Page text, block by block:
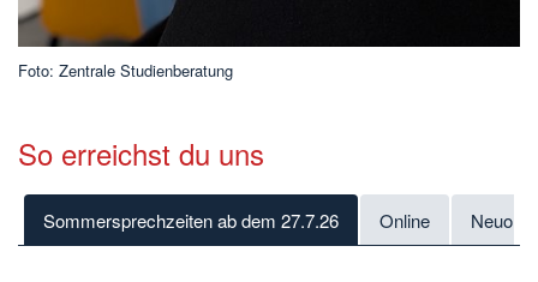
Foto: Zentrale Studienberatung
So erreichst du uns
Sommersprechzeiten ab dem 27.7.26 Online